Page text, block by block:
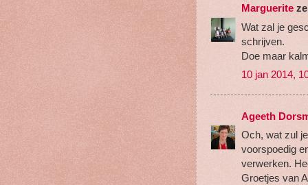
Marguerite
Wat zal je
schrijven.
Doe maar
10 jan 2014,
Ageeth
Och, wat zul
voorspoedig
verwerken.
Groetjes van